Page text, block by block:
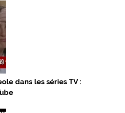
dans les séries TV :